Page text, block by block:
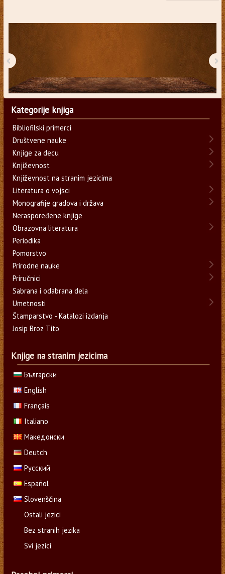
‹ ›
Kategorije knjiga
Bibliofilski primerci
Društvene nauke
Knjige za decu
Književnost
Književnost na stranim jezicima
Literatura o vojsci
Monografije gradova i država
Neraspoređene knjige
Obrazovna literatura
Periodika
Pomorstvo
Prirodne nauke
Priručnici
Sabrana i odabrana dela
Umetnosti
Štamparstvo - Katalozi izdanja
Josip Broz Tito
Knjige na stranim jezicima
Български
English
Français
Italiano
Македонски
Deutch
Русский
Español
Slovenščina
Ostali jezici
Bez stranih jezika
Svi jezici